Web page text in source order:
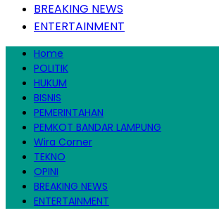
BREAKING NEWS
ENTERTAINMENT
Home
POLITIK
HUKUM
BISNIS
PEMERINTAHAN
PEMKOT BANDAR LAMPUNG
Wira Corner
TEKNO
OPINI
BREAKING NEWS
ENTERTAINMENT